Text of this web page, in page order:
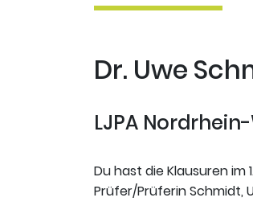
Dr. Uwe
LJPA
Du hast die Klausuren im
Prüfer/Prüferin Schmidt,